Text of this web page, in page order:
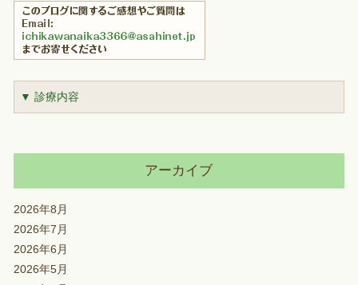
▼ 診療内容
アーカイブ
2026年8月
2026年7月
2026年6月
2026年5月